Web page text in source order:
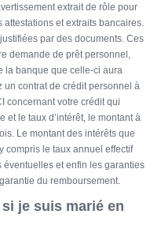
extrait de rôle pour
et extraits bancaires.
par des documents. Ces
demande de prêt personnel,
la banque que celle-ci aura
un contrat de crédit personnel à
concernant votre crédit qui
et le taux d’intérêt, le montant à
Le montant des intérêts que
compris le taux annuel effectif
et enfin les garanties
du remboursement.
je suis marié en